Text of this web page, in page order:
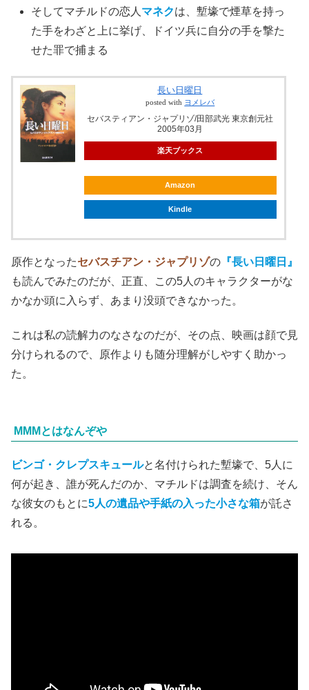
そしてマチルドの恋人マネクは、塹壕で煙草を持っ
た手をわざと上に挙げ、ドイツ兵に自分の手を撃た
せた罪で捕まる
長い日曜日
posted with ヨメレバ
セバスティアン・ジャプリゾ/田部武光 東京創元社
2005年03月
楽天ブックス
Amazon
Kindle
原作となったセバスチアン・ジャプリゾの 『長い日曜日』
も読んでみたのだが、正直、この5人のキャラクターがな
かなか頭に入らず、あまり没頭できなかった。
これは私の読解力のなさなのだが、その点、映画は顔で見
分けられるので、原作よりも随分理解がしやすく助かっ
た。
MMMとはなんぞや
ビンゴ・クレプスキュールと名付けられた塹壕で、5人に
何が起き、誰が死んだのか、マチルドは調査を続け、そん
な彼女のもとに5人の遺品や手紙の入った小さな箱が託さ
れる。